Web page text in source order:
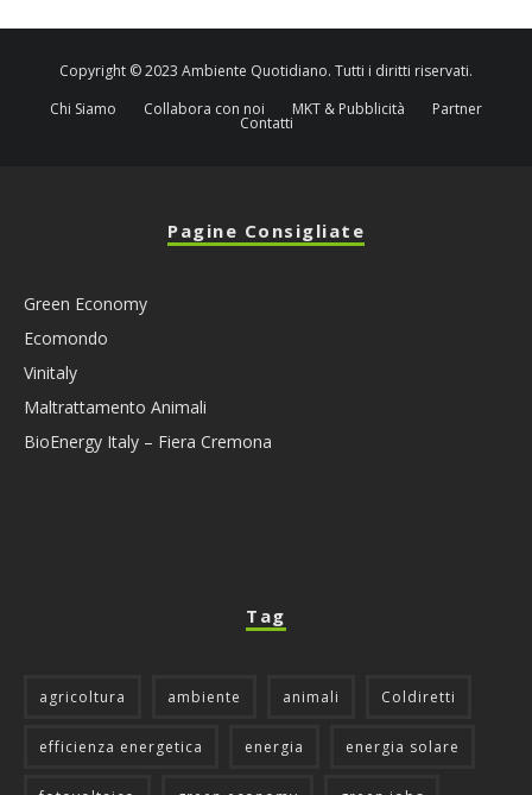
Copyright © 2023 Ambiente Quotidiano. Tutti i diritti riservati.
Chi Siamo
Collabora con noi MKT & Pubblicità Partner
Contatti
Pagine Consigliate
Green Economy
Ecomondo
Vinitaly
Maltrattamento Animali
BioEnergy Italy – Fiera Cremona
Tag
agricoltura ambiente animali Coldiretti
efficienza energetica energia energia solare